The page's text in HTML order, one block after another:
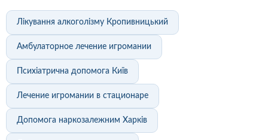
Лікування алкоголізму Кропивницький
Амбулаторное лечение игромании
Психіатрична допомога Київ
Лечение игромании в стационаре
Допомога наркозалежним Харків